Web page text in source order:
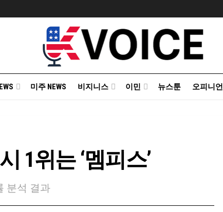
미주 NEWS 비지니스 이민 뉴스툰 오피니언
1위는 ‘멤피스’
분석 결과